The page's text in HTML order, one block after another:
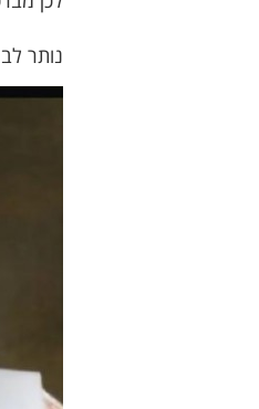
נותר